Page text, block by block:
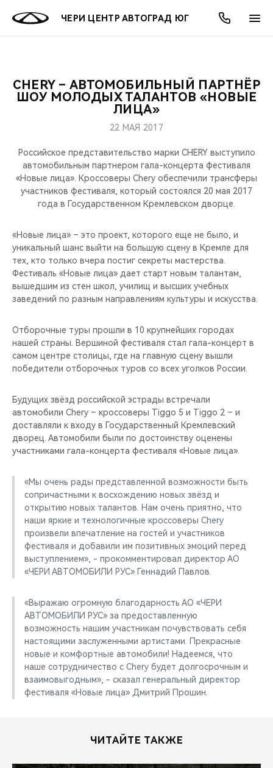
ЧЕРИ ЦЕНТР АВТОГРАД ЮГ
МОДЕЛИ
СЕДАНЫ
НОВИНКИ
ПОКУПАТЕЛЯМ
КРЕДИТ И СТРАХОВАНИЕ
ВЛАДЕЛЬЦАМ
ЗАПЧАСТИ И АКСЕССУАРЫ
ПОДДЕРЖКА
МИР CHERY
О БРЕНДЕ
CHERY В СОЦСЕТЯХ
БЛАГОТВОРИТЕЛЬНОСТЬ
CHERY REMOTE
CHERY И СПОРТ
НАШИ МЕРОПРИЯТИЯ
ВИДЕООБЗОРЫ
CHERY ДЛЯ ДЕТЕЙ
АКЦИИ
ОНЛАЙН СЕРВИСЫ
КРЕДИТ
О КОМПАНИИ
МЫ В СОЦСЕТЯХ
CHERY – АВТОМОБИЛЬНЫЙ ПАРТНЁР
ШОУ МОЛОДЫХ ТАЛАНТОВ «НОВЫЕ
ЛИЦА»
22 МАЯ 2017
Российское представительство марки CHERY выступило
автомобильным партнером гала-концерта фестиваля
«Новые лица». Кроссоверы Chery обеспечили трансферы
участников фестиваля, который состоялся 20 мая 2017
года в Государственном Кремлевском дворце.
«Новые лица» – это проект, которого еще не было, и
уникальный шанс выйти на большую сцену в Кремле для
тех, кто только вчера постиг секреты мастерства.
Фестиваль «Новые лица» дает старт новым талантам,
вышедшим из стен школ, училищ и высших учебных
заведений по разным направлениям культуры и искусства.
Отборочные туры прошли в 10 крупнейших городах
нашей страны. Вершиной фестиваля стал гала-концерт в
самом центре столицы, где на главную сцену вышли
победители отборочных туров со всех уголков России.
Будущих звёзд российской эстрады встречали
автомобили Chery – кроссоверы Tiggo 5 и Tiggo 2 – и
доставляли к входу в Государственный Кремлевский
дворец. Автомобили были по достоинству оценены
участниками гала-концерта фестиваля «Новые лица».
«Мы очень рады представленной возможности быть
сопричастными к восхождению новых звёзд и
открытию новых талантов. Нам очень приятно, что
наши яркие и технологичные кроссоверы Chery
произвели впечатление на гостей и участников
фестиваля и добавили им позитивных эмоций перед
выступлением», - прокомментировал директор АО
«ЧЕРИ АВТОМОБИЛИ РУС» Геннадий Павлов.
«Выражаю огромную благодарность АО «ЧЕРИ
АВТОМОБИЛИ РУС» за предоставленную
возможность нашим участникам почувствовать себя
настоящими заслуженными артистами. Прекрасные
новые и комфортные автомобили! Надеемся, что
наше сотрудничество с Chery будет долгосрочным и
взаимовыгодным», - сказал генеральный директор
фестиваля «Новые лица» Дмитрий Прошин.
ЧИТАЙТЕ ТАКЖЕ